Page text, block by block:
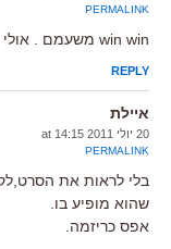
PERMALINK
win win משעמם . אולי כדאי לראות לפני שכותבים, לא?
REPLY
איילת
20 יולי 2011 at 14:15
PERMALINK
בלי לראות את
שהוא מופיע בו.
אפס כריזמה.